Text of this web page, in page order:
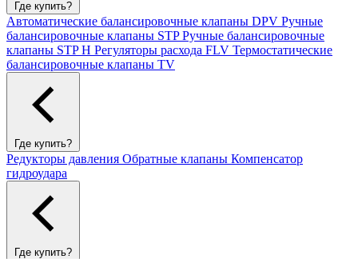
Где купить?
Автоматические балансировочные клапаны DPV Ручные
балансировочные клапаны STPРучные балансировочные
клапаны STP H Регуляторы расхода FLV Термостатические
балансировочные клапаны TV
Где купить?
Редукторы давления Обратные клапаны Компенсатор
гидроудара
Где купить?